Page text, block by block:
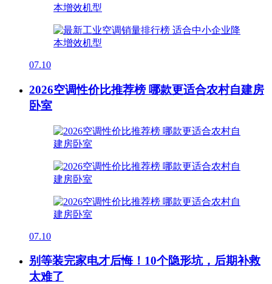
07.10
2026空调性价比推荐榜 哪款更适合农村自建房
卧室
07.10
别等装完家电才后悔！10个隐形坑，后期补救
太难了